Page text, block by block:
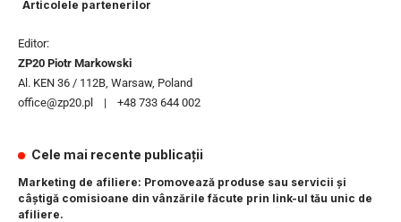
Articolele partenerilor
Editor:
ZP20 Piotr Markowski
Al. KEN 36 / 112B, Warsaw, Poland
office@zp20.pl | +48 733 644 002
Cele mai recente publicații
Marketing de afiliere: Promovează produse sau servicii și
câștigă comisioane din vânzările făcute prin link-ul tău unic de
afiliere.